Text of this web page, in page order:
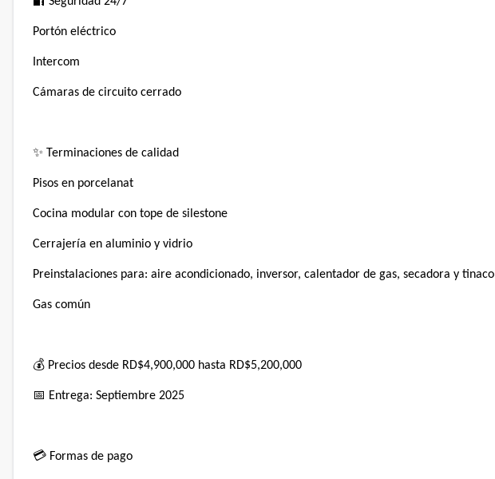
Portón eléctrico⁣
Intercom⁣
Cámaras de circuito cerrado⁣
✨ Terminaciones de calidad⁣
Pisos en porcelanat⁣
Cocina modular con tope de silestone⁣
Cerrajería en aluminio y vidrio⁣
Preinstalaciones para: aire acondicionado, inversor, calentador de gas, secadora y tinaco⁣
Gas común⁣
💰 Precios desde RD$4,900,000 hasta RD$5,200,000⁣
📅 Entrega: Septiembre 2025⁣
💳 Formas de pago⁣